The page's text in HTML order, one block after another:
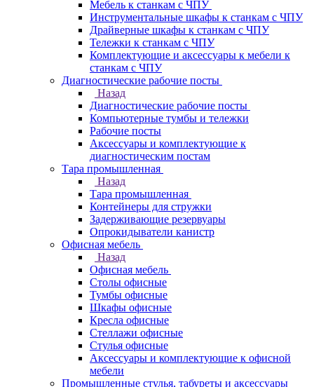
Мебель к станкам с ЧПУ
Инструментальные шкафы к станкам с ЧПУ
Драйверные шкафы к станкам с ЧПУ
Тележки к станкам с ЧПУ
Комплектующие и аксессуары к мебели к
станкам с ЧПУ
Диагностические рабочие посты
Назад
Диагностические рабочие посты
Компьютерные тумбы и тележки
Рабочие посты
Аксессуары и комплектующие к
диагностическим постам
Тара промышленная
Назад
Тара промышленная
Контейнеры для стружки
Задерживающие резервуары
Опрокидыватели канистр
Офисная мебель
Назад
Офисная мебель
Столы офисные
Тумбы офисные
Шкафы офисные
Кресла офисные
Стеллажи офисные
Стулья офисные
Аксессуары и комплектующие к офисной
мебели
Промышленные стулья, табуреты и аксессуары